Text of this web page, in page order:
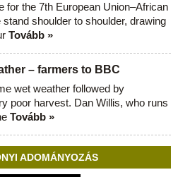
for the 7th European Union–African
shoulder to shoulder, drawing
Tovább »
– farmers to BBC
wet weather followed by
poor harvest. Dan Willis, who runs
Tovább »
ADOMÁNYOZÁS